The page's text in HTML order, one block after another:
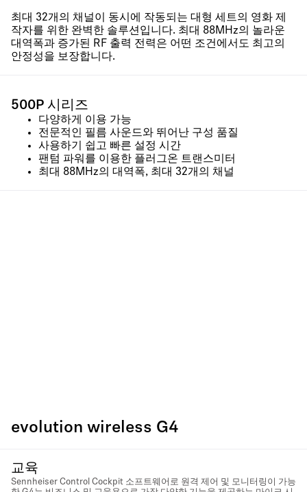
최대 32개의 채널이 동시에 작동되는 대형 세트의 영화 제
작자를 위한 완벽한 솔루션입니다. 최대 88MHz의 놀라운
대역폭과 증가된 RF 출력 전력은 어떤 조건에서도 최고의
안정성을 보장합니다.
500P 시리즈
다양하게 이용 가능
전문적인 필름 사운드와 뛰어난 구성 품질
사용하기 쉽고 빠른 설정 시간
팬텀 파워를 이용한 플러그온 트랜스미터
최대 88MHz의 대역폭, 최대 32개의 채널
evolution wireless G4
교육
Sennheiser Control Cockpit 소프트웨어로 원격 제어 및 모니터링이 가능